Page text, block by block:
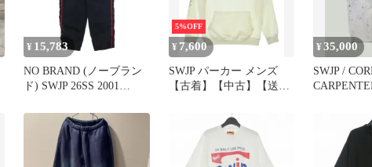
¥ 15,783
NO BRAND (ノーブラン
ド) SWJP 26SS 2001
ダブリュージェーピー ナ
イロン ジップ ロゴ エン
ブロイダリー パンツ ブ
ラック SW-26SS-20
5%OFF
¥ 7,600
SWJP パーカー メンズ
【古着】【中古】【送料
¥35,000
SWJP /